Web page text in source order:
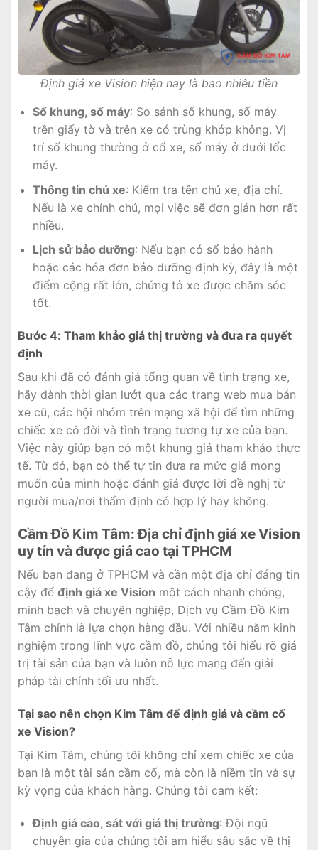
Định giá xe Vision hiện nay là bao nhiêu tiền
Số khung, số máy: So sánh số khung, số máy
trên giấy tờ và trên xe có trùng khớp không. Vị
trí số khung thường ở cổ xe, số máy ở dưới lốc
máy.
Thông tin chủ xe: Kiểm tra tên chủ xe, địa chỉ.
Nếu là xe chính chủ, mọi việc sẽ đơn giản hơn rất
nhiều.
Lịch sử bảo dưỡng: Nếu bạn có sổ bảo hành
hoặc các hóa đơn bảo dưỡng định kỳ, đây là một
điểm cộng rất lớn, chứng tỏ xe được chăm sóc
tốt.
Bước 4: Tham khảo giá thị trường và đưa ra quyết
định
Sau khi đã có đánh giá tổng quan về tình trạng xe,
hãy dành thời gian lướt qua các trang web mua bán
xe cũ, các hội nhóm trên mạng xã hội để tìm những
chiếc xe có đời và tình trạng tương tự xe của bạn.
Việc này giúp bạn có một khung giá tham khảo thực
tế. Từ đó, bạn có thể tự tin đưa ra mức giá mong
muốn của mình hoặc đánh giá được lời đề nghị từ
người mua/nơi thẩm định có hợp lý hay không.
Cầm Đồ Kim Tâm: Địa chỉ định giá xe Vision
uy tín và được giá cao tại TPHCM
Nếu bạn đang ở TPHCM và cần một địa chỉ đáng tin
cậy để định giá xe Vision một cách nhanh chóng,
minh bạch và chuyên nghiệp, Dịch vụ Cầm Đồ Kim
Tâm chính là lựa chọn hàng đầu. Với nhiều năm kinh
nghiệm trong lĩnh vực cầm đồ, chúng tôi hiểu rõ giá
trị tài sản của bạn và luôn nỗ lực mang đến giải
pháp tài chính tối ưu nhất.
Tại sao nên chọn Kim Tâm để định giá và cầm cố
xe Vision?
Tại Kim Tâm, chúng tôi không chỉ xem chiếc xe của
bạn là một tài sản cầm cố, mà còn là niềm tin và sự
kỳ vọng của khách hàng. Chúng tôi cam kết:
Định giá cao, sát với giá thị trường: Đội ngũ
chuyên gia của chúng tôi am hiểu sâu sắc về thị